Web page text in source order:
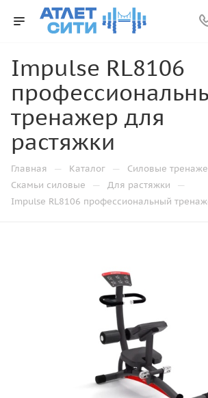
Impulse RL8106
тренажер для
растяжки
Главная — Каталог — Силовые
Скамьи силовые — Для растяжки —
Impulse RL8106 профессиональный